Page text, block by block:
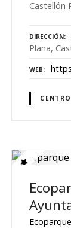
Castellón
DIRECCIÓN
Plana,
WEB